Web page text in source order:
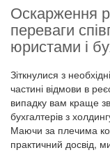
Оскарження
переваги
юристами і
Зіткнулися з
частині відмови в
випадку вам краще
бухгалтерів з
Маючи за плечима
практичний досвід,